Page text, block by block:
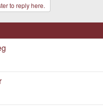
to reply here.